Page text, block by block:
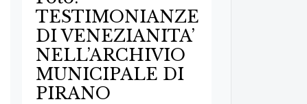
TESTIMONIANZE
DI VENEZIANITA’
NELL’ARCHIVIO
MUNICIPALE DI
PIRANO